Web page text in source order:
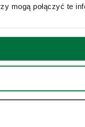
mogą połączyć te